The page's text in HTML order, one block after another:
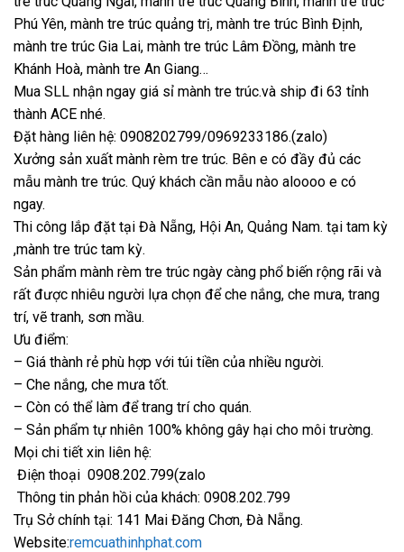
Phú Yên, mành tre trúc quảng trị, mành tre trúc Bình Định,
mành tre trúc Gia Lai, mành tre trúc Lâm Đồng, mành tre
Khánh Hoà, mành tre An Giang…
Mua SLL nhận ngay giá sỉ mành tre trúc.và ship đi 63 tỉnh
thành ACE nhé.
Đặt hàng liên hệ: 0908202799/0969233186.(zalo)
Xưởng sản xuất mành rèm tre trúc. Bên e có đầy đủ các
mẫu mành tre trúc. Quý khách cần mẫu nào aloooo e có
ngay.
Thi công lắp đặt tại Đà Nẵng, Hội An, Quảng Nam. tại tam kỳ
,mành tre trúc tam kỳ.
Sản phẩm mành rèm tre trúc ngày càng phổ biến rộng rãi và
rất được nhiêu người lựa chọn để che nắng, che mưa, trang
trí, vẽ tranh, sơn mầu.
Ưu điểm:
– Giá thành rẻ phù hợp với túi tiền của nhiều người.
– Che nắng, che mưa tốt.
– Còn có thể làm để trang trí cho quán.
– Sản phẩm tự nhiên 100% không gây hại cho môi trường.
Mọi chi tiết xin liên hệ:
Điện thoại 0908.202.799(zalo
Thông tin phản hồi của khách: 0908.202.799
Trụ Sở chính tại: 141 Mai Đăng Chơn, Đà Nẵng.
Website:remcuathinhphat.com